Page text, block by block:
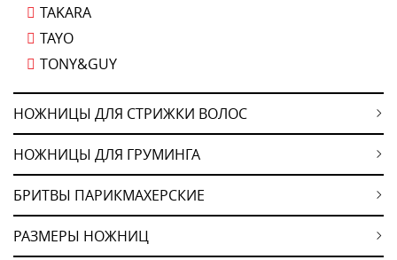
TAKARA
TAYO
TONY&GUY
НОЖНИЦЫ ДЛЯ СТРИЖКИ ВОЛОС
НОЖНИЦЫ ДЛЯ ГРУМИНГА
БРИТВЫ ПАРИКМАХЕРСКИЕ
РАЗМЕРЫ НОЖНИЦ